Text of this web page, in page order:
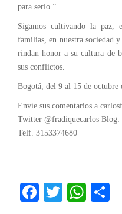
para serlo.”
Sigamos cultivando la paz,
familias, en nuestra sociedad
rindan honor a su cultura de
sus conflictos.
Bogotá, del 9 al 15 de octubre
Envíe sus comentarios a
Twitter @fradiquecarlos
Telf. 3153374680
Fa T
W